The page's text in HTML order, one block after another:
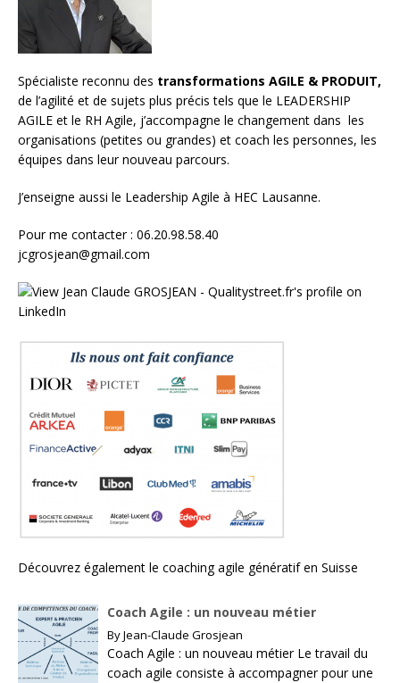
Spécialiste reconnu des transformations AGILE & PRODUIT,
de l’agilité et de sujets plus précis tels que le LEADERSHIP
AGILE et le RH Agile, j’accompagne le changement dans les
organisations (petites ou grandes) et coach les personnes, les
équipes dans leur nouveau parcours.
J’enseigne aussi le Leadership Agile à HEC Lausanne.
Pour me contacter : 06.20.98.58.40
jcgrosjean@gmail.com
Découvrez également le coaching agile génératif en Suisse
Coach Agile : un nouveau métier
ByJean-Claude Grosjean
Coach Agile : un nouveau métier Le travail du
coach agile consiste à accompagner pour une